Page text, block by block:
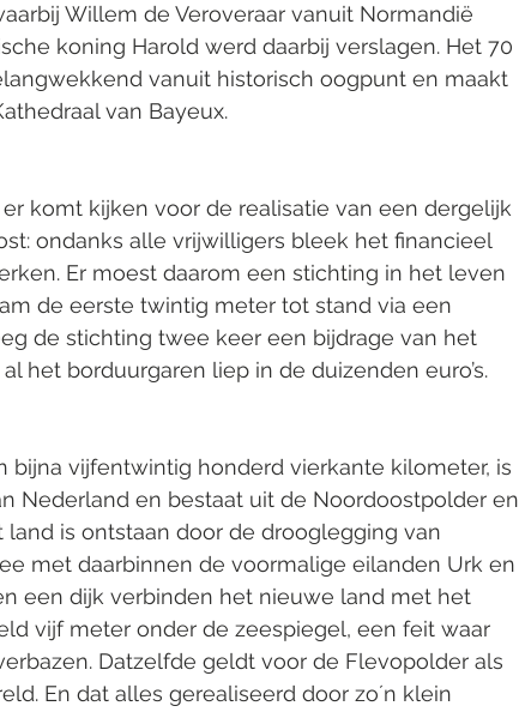
Willem de Veroveraar vanuit Normandië
koning Harold werd daarbij verslagen. Het 70
vanuit historisch oogpunt en maakt
van Bayeux.
komt kijken voor de realisatie van een dergelijk
ondanks alle vrijwilligers bleek het financieel
Er moest daarom een stichting in het leven
de eerste twintig meter tot stand via een
de stichting twee keer een bijdrage van het
het borduurgaren liep in de duizenden euro’s.
vijfentwintig honderd vierkante kilometer, is
Nederland en bestaat uit de Noordoostpolder en
is ontstaan door de drooglegging van
met daarbinnen de voormalige eilanden Urk en
een dijk verbinden het nieuwe land met het
vijf meter onder de zeespiegel, een feit waar
Datzelfde geldt voor de Flevopolder als
En dat alles gerealiseerd door zo´n klein